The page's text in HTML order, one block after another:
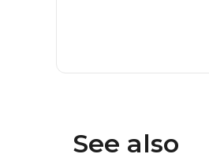
See also